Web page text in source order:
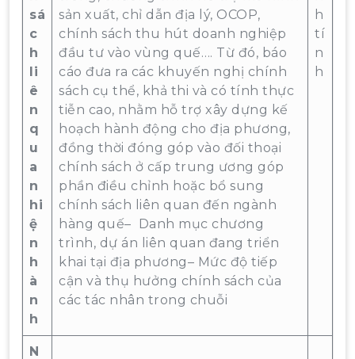
sá
c
h
li
ê
n
q
u
a
n
hi
ệ
n
h
à
n
h
sản xuất, chỉ dẫn địa lý, OCOP,
chính sách thu hút doanh nghiệp
đầu tư vào vùng quế…. Từ đó, báo
cáo đưa ra các khuyến nghị chính
sách cụ thể, khả thi và có tính thực
tiễn cao, nhằm hỗ trợ xây dựng kế
hoạch hành động cho địa phương,
đồng thời đóng góp vào đối thoại
chính sách ở cấp trung ương góp
phần điều chỉnh hoặc bổ sung
chính sách liên quan đến ngành
hàng quế– Danh mục chương
trình, dự án liên quan đang triển
khai tại địa phương– Mức độ tiếp
cận và thụ hưởng chính sách của
các tác nhân trong chuỗi
h
tí
n
h
N